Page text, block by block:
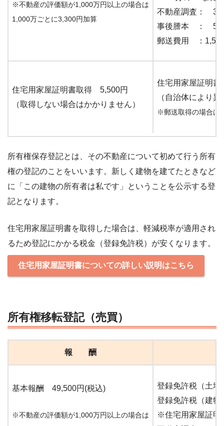
※不動産の評価額が1,000万円以上の場合は
1,000万ごとに3,300円加算
不動産調査：
事後謄本 ： 500
郵送費用 ：
住宅用家屋証明書取得 5,500円
（取得しない場合はかかりません）
住宅用家屋証明
（自治体により
※郵送取得の場合は
所有権保存登記とは、その不動産について初めて行う所有
権の登記のことをいいます。新しく建物を建てたときなど
に「この建物の所有者は私です」ということを公示する登
記となります。
住宅用家屋証明書を取得した場合は、軽減税率が適用され
るため登記にかかる税金（登録免許税）が安くなります。
住宅用家屋証明書についての詳しい説明はこちら
所有権移転登記（売買）
報 酬
基本報酬 49,500円(税込)
※不動産の評価額が1,000万円以上の場合は
登録免許税（土地
登録免許税（建物
※住宅用家屋証明